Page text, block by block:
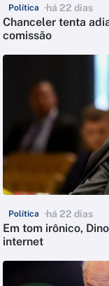
Política há 22 dias
Chanceler tenta
comissão
Política há 22 dias
Em tom irônico,
internet